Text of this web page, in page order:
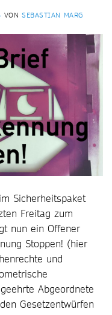
VON SEBASTIAN MARG
Sicherheitspaket
Freitag zum
nun ein Offener
Stoppen! (hier
und
Abgeordnete
Gesetzentwürfen